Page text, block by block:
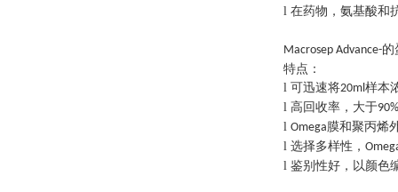
l 在药物，氨基酸和
Macrosep Advance-的
特点：
l 可迅速将20ml样本
l 高回收率，大于90%
l Omega膜和聚丙烯
l 选择多样性，
l 鉴别性好，以颜色